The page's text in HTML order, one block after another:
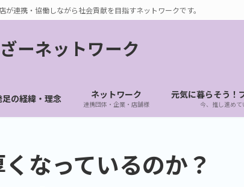
連携・協働しながら社会貢献を目指すネットワークです。
ーネットワーク
足の経緯・理念 ネットワーク
連携団体・企業・店舗様
元気に暮らそう！
今、推し進め
なっているのか？